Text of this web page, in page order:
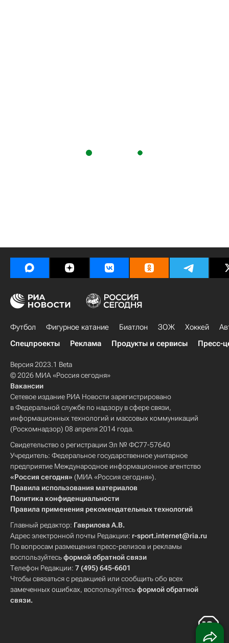
Футбол Фигурное катание Биатлон ЗОЖ Хоккей
Спецпроекты
Реклама Продукты и сервисы Пресс-
Версия 2023.1 Beta
© 2026 МИА «Россия сегодня»
Вакансии
Сетевое издание РИА Новости зарегистрировано
в Федеральной службе по надзору в сфере связи,
информационных технологий и массовых коммуникаций
(Роскомнадзор) 08 апреля 2014 года.
Свидетельство о регистрации Эл № ФС77-57640
Учредитель: Федеральное государственное унитарное
предприятие Международное информационное агентство
«Россия сегодня» (МИА «Россия сегодня»).
Правила использования материалов
Политика конфиденциальности
Правила применения рекомендательных технологий
Главный редактор: Гаврилова А.В.
Адрес электронной почты Редакции: r-sport.internet@ria.ru
По вопросам размещения пресс-релизов и рекламы
воспользуйтесьформой обратной связи
Телефон Редакции: 7 (495) 645-6601
Чтобы связаться с редакцией или сообщить обо всех
замеченных ошибках, воспользуйтесьформой обратной
связи.